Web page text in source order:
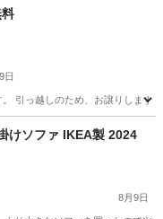
日
引っ越しのため、お譲りしま
ブルけソファ IKEA製 2024
8月9日